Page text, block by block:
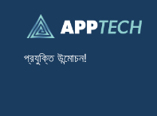
প্রযুক্তি উন্মোচন!